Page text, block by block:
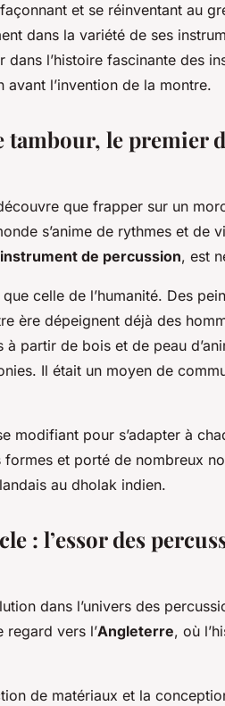
et se réinventant au
dans la variété de ses
l’histoire fascinante des
l’invention de la montre.
tambour, le premier
que frapper sur un
s’anime de rythmes et de
instrument de percussion, est
celle de l’humanité. Des
ère dépeignent déjà des
partir de bois et de peau
Il était un moyen de
modifiant pour s’adapter à
et porté de nombreux
au dholak indien.
: l’essor des
dans l’univers des
vers l’Angleterre, où
de matériaux et la